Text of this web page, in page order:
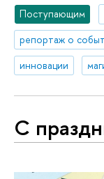
Поступающим
репортаж о
инновации
С